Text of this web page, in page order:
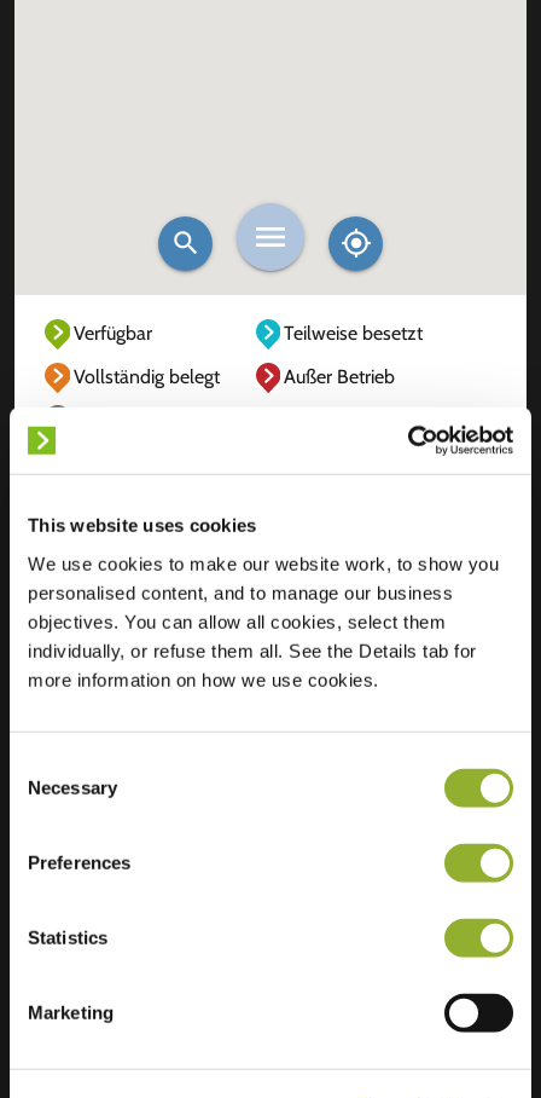
This website uses cookies
We use cookies to make our website work, to show you
personalised content, and to manage our business
objectives. You can allow all cookies, select them
individually, or refuse them all. See the Details tab for
more information on how we use cookies.
Selection
Necessary
Preferences
Statistics
Marketing
Verfügbar
Teilweise besetzt
Vollständig belegt
Außer Betrieb
Standort
Hazelaarlaan 13
TRAFO
8024 XA Zwolle
Niederlande
Zusätzliche Informationen